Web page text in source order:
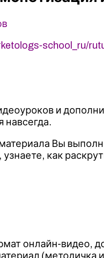
school_ru/
и
навсегда.
Вы
как
онлайн-видео,
(методичка